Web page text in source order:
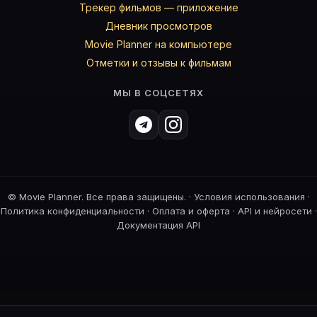
Трекер фильмов — приложение
Дневник просмотров
Movie Planner на компьютере
Отметки и отзывы к фильмам
МЫ В СОЦСЕТЯХ
© Movie Planner. Все права защищены. · Условия использования ·
Политика конфиденциальности · Оплата и оферта · API и нейросети ·
Документация API